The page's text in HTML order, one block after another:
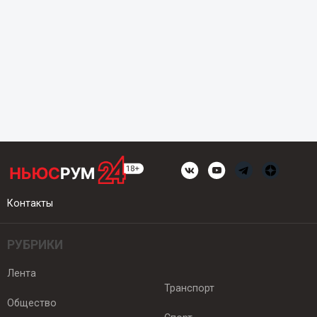
Контакты
РУБРИКИ
Лента
Общество
Транспорт